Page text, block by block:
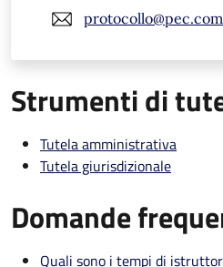
Strumenti di
Tutela amministrativa
Tutela giurisdizionale
Domande
Quali sono i tempi di